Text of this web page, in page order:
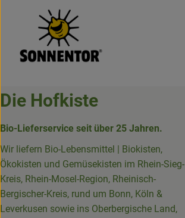
Die Hofkiste
Bio-Lieferservice seit über 25 Jahren.
Wir liefern Bio-Lebensmittel | Biokisten,
Ökokisten und Gemüsekisten im Rhein-Sieg-
Kreis, Rhein-Mosel-Region, Rheinisch-
Bergischer-Kreis, rund um Bonn, Köln &
Leverkusen sowie ins Oberbergische Land,